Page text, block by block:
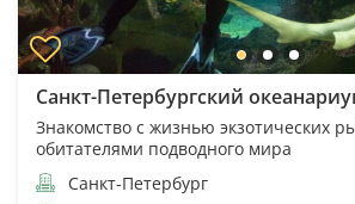
Санкт-Петербургский
Знакомство с жизнью экзотических
обитателями подводного мира
Санкт-Петербург